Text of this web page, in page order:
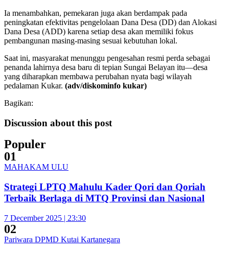
Ia menambahkan, pemekaran juga akan berdampak pada
peningkatan efektivitas pengelolaan Dana Desa (DD) dan Alokasi
Dana Desa (ADD) karena setiap desa akan memiliki fokus
pembangunan masing-masing sesuai kebutuhan lokal.
Saat ini, masyarakat menunggu pengesahan resmi perda sebagai
penanda lahirnya desa baru di tepian Sungai Belayan itu—desa
yang diharapkan membawa perubahan nyata bagi wilayah
pedalaman Kukar. (adv/diskominfo kukar)
Bagikan:
Discussion about this post
Populer
01
MAHAKAM ULU
Strategi LPTQ Mahulu Kader Qori dan Qoriah
Terbaik Berlaga di MTQ Provinsi dan Nasional
7 December 2025 | 23:30
02
Pariwara DPMD Kutai Kartanegara